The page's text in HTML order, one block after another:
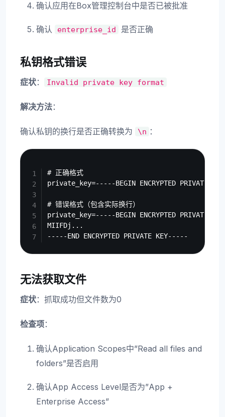
确认应用在Box管理控制台中是否已被批准
确认 enterprise_id 是否正确
私钥格式错误
症状： Invalid private key format
解决方法：
确认私钥的换行是否正确转换为 \n ：
# 正确格式
private_key=-----BEGIN ENCRYPTED PRIVATE
# 错误格式（包含实际换行）
private_key=-----BEGIN ENCRYPTED PRIVATE
MIIFDj...
无法获取文件
症状：抓取成功但文件数为0
检查项：
确认Application Scopes中”Read all files and
folders”是否启用
确认App Access Level是否为”App +
Enterprise Access”